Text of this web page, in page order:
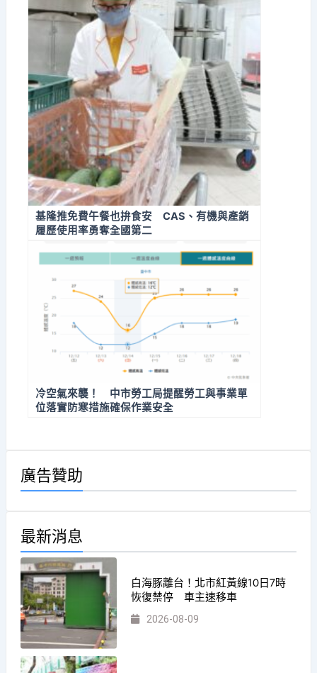
基隆推免費午餐也拚食安 CAS、有機與產銷
履歷使用率勇奪全國第二
冷空氣來襲！ 中市勞工局提醒勞工與事業單
位落實防寒措施確保作業安全
廣告贊助
最新消息
白海豚離台！北市紅黃線10日7時
恢復禁停 車主速移車
2026-08-09